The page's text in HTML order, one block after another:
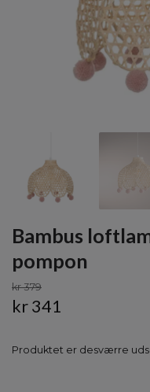
Bambus
pompon
kr 379
kr 341
Produktet er desværre